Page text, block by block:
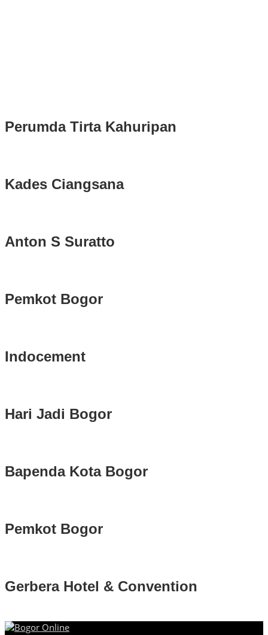
Perumda Tirta Kahuripan
Kades Ciangsana
Anton S Suratto
Pemkot Bogor
Indocement
Hari Jadi Bogor
Bapenda Kota Bogor
Pemkot Bogor
Gerbera Hotel & Convention